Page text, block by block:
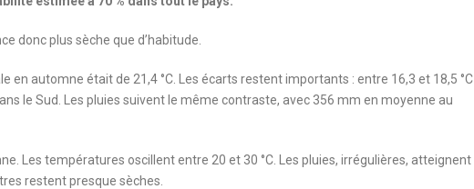
donc plus sèche que d’habitude.
en automne était de 21,4 °C. Les écarts restent importants : entre 16,3 et 18,5 °C
le Sud. Les pluies suivent le même contraste, avec 356 mm en moyenne au
Les températures oscillent entre 20 et 30 °C. Les pluies, irrégulières, atteignent
restent presque sèches.